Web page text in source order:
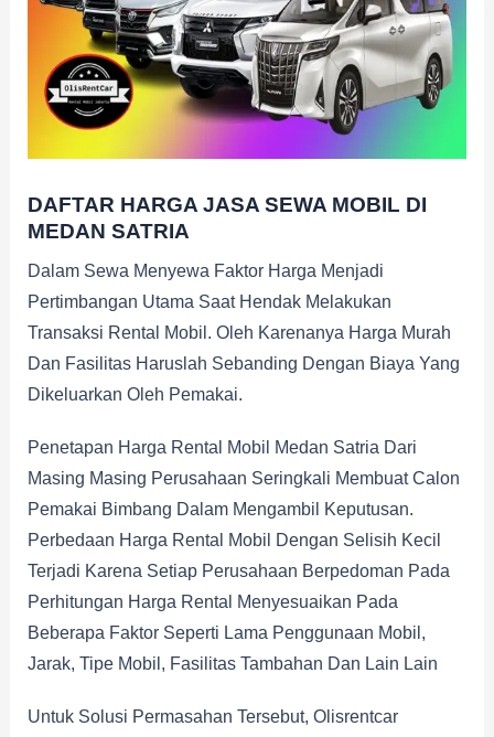
DAFTAR HARGA JASA SEWA MOBIL DI
MEDAN SATRIA
Dalam Sewa Menyewa Faktor Harga Menjadi
Pertimbangan Utama Saat Hendak Melakukan
Transaksi Rental Mobil. Oleh Karenanya Harga Murah
Dan Fasilitas Haruslah Sebanding Dengan Biaya Yang
Dikeluarkan Oleh Pemakai.
Penetapan Harga Rental Mobil Medan Satria Dari
Masing Masing Perusahaan Seringkali Membuat Calon
Pemakai Bimbang Dalam Mengambil Keputusan.
Perbedaan Harga Rental Mobil Dengan Selisih Kecil
Terjadi Karena Setiap Perusahaan Berpedoman Pada
Perhitungan Harga Rental Menyesuaikan Pada
Beberapa Faktor Seperti Lama Penggunaan Mobil,
Jarak, Tipe Mobil, Fasilitas Tambahan Dan Lain Lain
Untuk Solusi Permasahan Tersebut, Olisrentcar